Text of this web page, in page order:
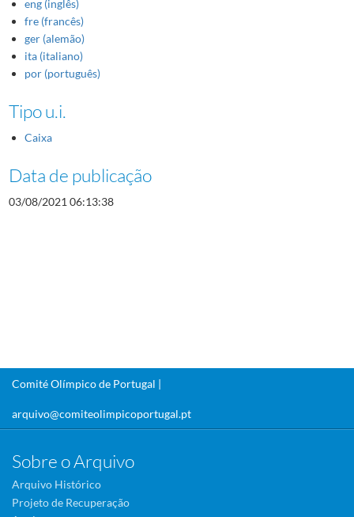
eng (inglês)
fre (francês)
ger (alemão)
ita (italiano)
por (português)
Tipo u.i.
Caixa
Data de publicação
03/08/2021 06:13:38
Comité Olímpico de Portugal |
arquivo@comiteolimpicoportugal.pt
Sobre o Arquivo
Arquivo Histórico
Projeto de Recuperação